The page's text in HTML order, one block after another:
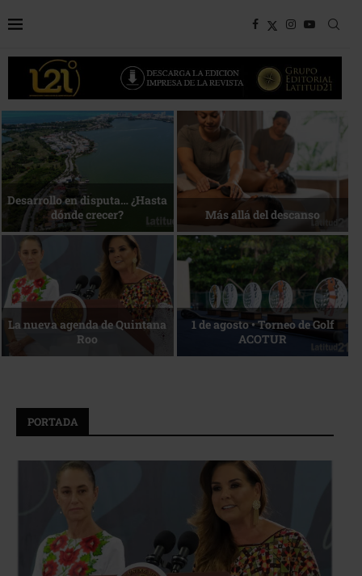
Bottega, un viaje servido a la
mesa
Energía que Impulsa la
competitividad
Reconocimiento de viajeros La esencia del servicio
PORTADA